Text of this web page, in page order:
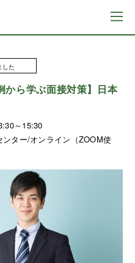
した
から学ぶ面接対策】日本
～15:30
ター/オンライン（ZOOM使